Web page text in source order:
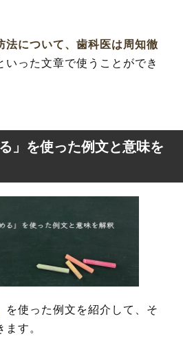
法について、歯科医は周知徹
いった文章で使うことができ
」を使った例文と意味を
を使った例文を紹介して、そ
す。